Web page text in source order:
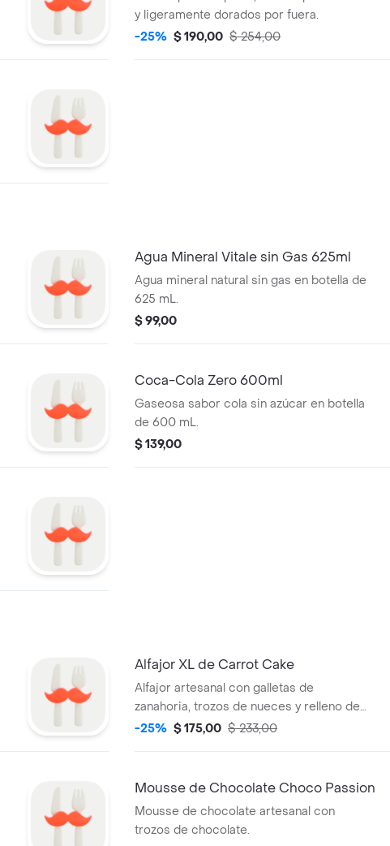
y ligeramente dorados por fuera.
-25% $ 190,00 $ 254,00
Agua Mineral Vitale sin Gas 625ml
Agua mineral natural sin gas en botella de
625 mL.
$ 99,00
Coca-Cola Zero 600ml
Gaseosa sabor cola sin azúcar en botella
de 600 mL.
$ 139,00
Alfajor XL de Carrot Cake
Alfajor artesanal con galletas de
zanahoria, trozos de nueces y relleno de
frosting de crema.
-25% $ 175,00 $ 233,00
Mousse de Chocolate Choco Passion
Mousse de chocolate artesanal con
trozos de chocolate.